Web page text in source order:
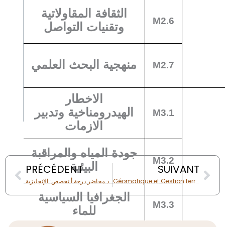
الثقافة المقاولاتية
وتقنيات التواصل
M2.6
منهجية البحث العلمي M2.7
الاخطار
الهيدرومناخية وتدبير
الازمات
M3.1
جودة المياه والمراقبة
البيئية
M3.2
الجغرافيا السياسية
للماء
M3.3
PrevPRÉCÉDENT
لائحة المترشحين المدعوين لاجتياز المرحلة الثانية لمباراة توظيف أستاذ محاضر درجة أ تخصص: الإنجليزية
SUIVANT
Géomatique et Gestion territoriale